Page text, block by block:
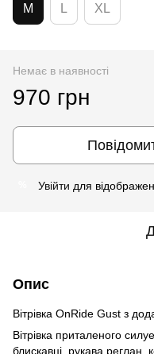
M L XL
Немає в наявності
970 грн
Увійти для
Опис
Вітрівка OnRide Gust з
Вітрівка приталеного
блискавці, рукава реглан,